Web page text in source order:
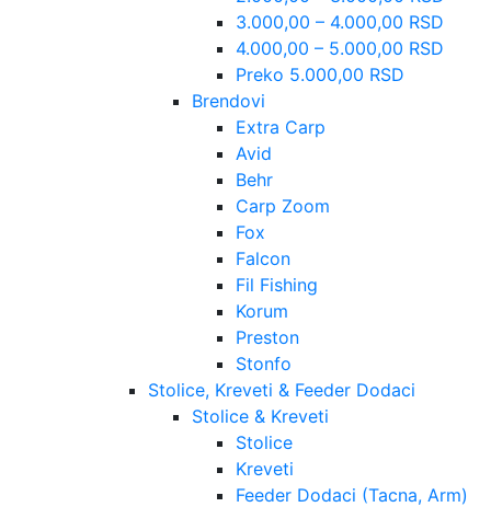
3.000,00 – 4.000,00 RSD
4.000,00 – 5.000,00 RSD
Preko 5.000,00 RSD
Brendovi
Extra Carp
Avid
Behr
Carp Zoom
Fox
Falcon
Fil Fishing
Korum
Preston
Stonfo
Stolice, Kreveti & Feeder Dodaci
Stolice & Kreveti
Stolice
Kreveti
Feeder Dodaci (Tacna, Arm)